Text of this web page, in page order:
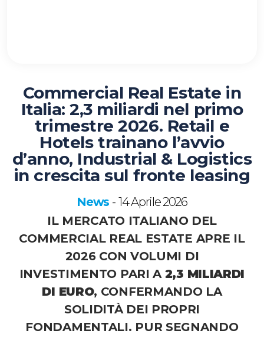
Commercial Real Estate in
Italia: 2,3 miliardi nel primo
trimestre 2026. Retail e
Hotels trainano l’avvio
d’anno, Industrial & Logistics
in crescita sul fronte leasing
News - 14 Aprile 2026
IL MERCATO ITALIANO DEL
COMMERCIAL REAL ESTATE APRE IL
2026 CON VOLUMI DI
INVESTIMENTO PARI A 2,3 MILIARDI
DI EURO, CONFERMANDO LA
SOLIDITÀ DEI PROPRI
FONDAMENTALI. PUR SEGNANDO